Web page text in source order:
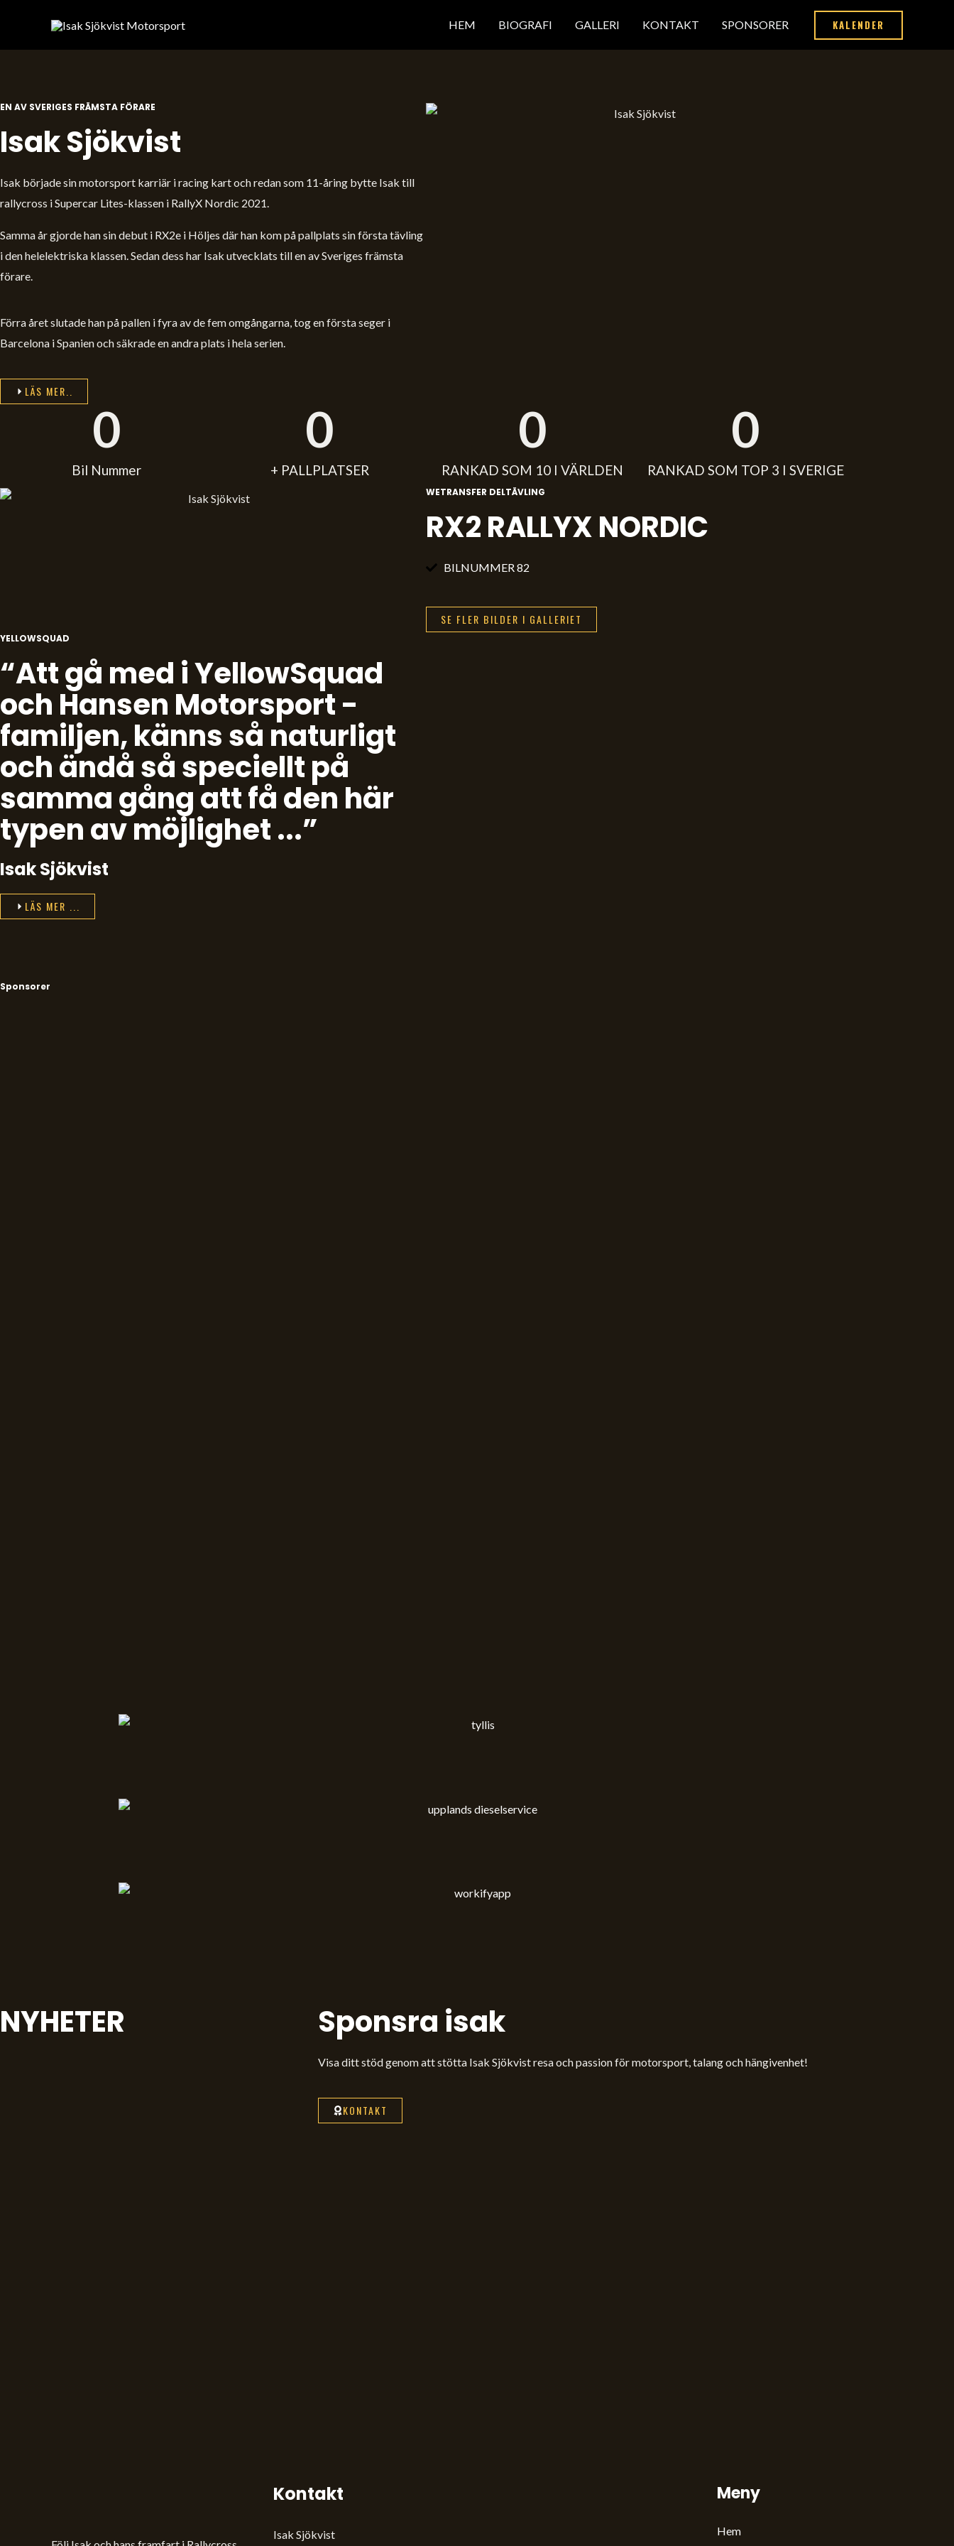
HEM BIOGRAFI GALLERI KONTAKT SPONSORER KALENDER
EN AV SVERIGES FRÄMSTA FÖRARE
Isak Sjökvist
Isak började sin motorsport karriär i racing kart och redan som 11-åring bytte Isak till
rallycross i Supercar Lites-klassen i RallyX Nordic 2021.
Samma år gjorde han sin debut i RX2e i Höljes där han kom på pallplats sin första tävling
i den helelektriska klassen. Sedan dess har Isak utvecklats till en av Sveriges främsta
förare.
Förra året slutade han på pallen i fyra av de fem omgångarna, tog en första seger i
Barcelona i Spanien och säkrade en andra plats i hela serien.
LÄS MER..
Bil Nummer
0
+ PALLPLATSER
0
RANKAD SOM 10 I VÄRLDEN
0
RANKAD SOM TOP 3 I SVERIGE
0
WETRANSFER DELTÄVLING
RX2 RALLYX NORDIC
BILNUMMER 82
SE FLER BILDER I GALLERIET
YELLOWSQUAD
“Att gå med i YellowSquad
och Hansen Motorsport -
familjen, känns så naturligt
och ändå så speciellt på
samma gång att få den här
typen av möjlighet ...”
Isak Sjökvist
LÄS MER ...
Sponsorer
NYHETER Sponsra isak
Visa ditt stöd genom att stötta Isak Sjökvist resa och passion för motorsport, talang och hängivenhet!
KONTAKT
Kontakt
Isak Sjökvist
Meny
Hem